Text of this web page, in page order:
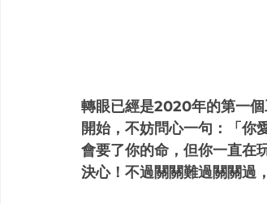
轉眼已經是2020年的第一
開始，不妨問心一句：「你
會要了你的命，但你一直在
決心！不過關關難過關關過